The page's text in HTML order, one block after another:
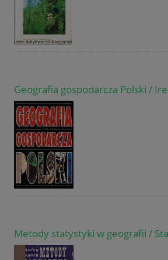
Geografia gospodarcza Polski /
Metody statystyki w geografii /